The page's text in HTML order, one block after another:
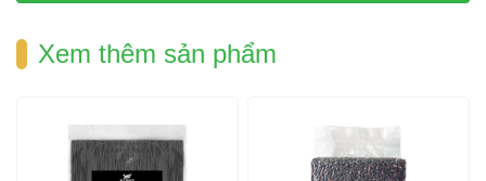
Xem thêm sản phẩm